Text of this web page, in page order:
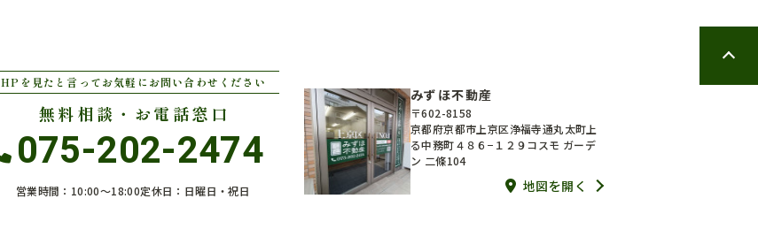
HPを見たと言ってお気軽にお問い合わせください
無料相談・お電話窓口
075-202-2474
営業時間：10:00〜18:00定休日：日曜日・祝日
みずほ不動産
〒602-8158
京都府京都市上京区浄福寺通丸太町上
る中務町４８６−１２９コスモ ガーデ
ン 二條104
地図を開く